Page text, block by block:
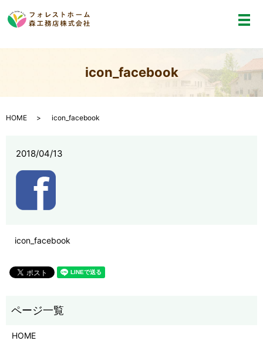
メ
icon_facebook
HOME icon_facebook
2018/04/13
icon_facebook
HOME